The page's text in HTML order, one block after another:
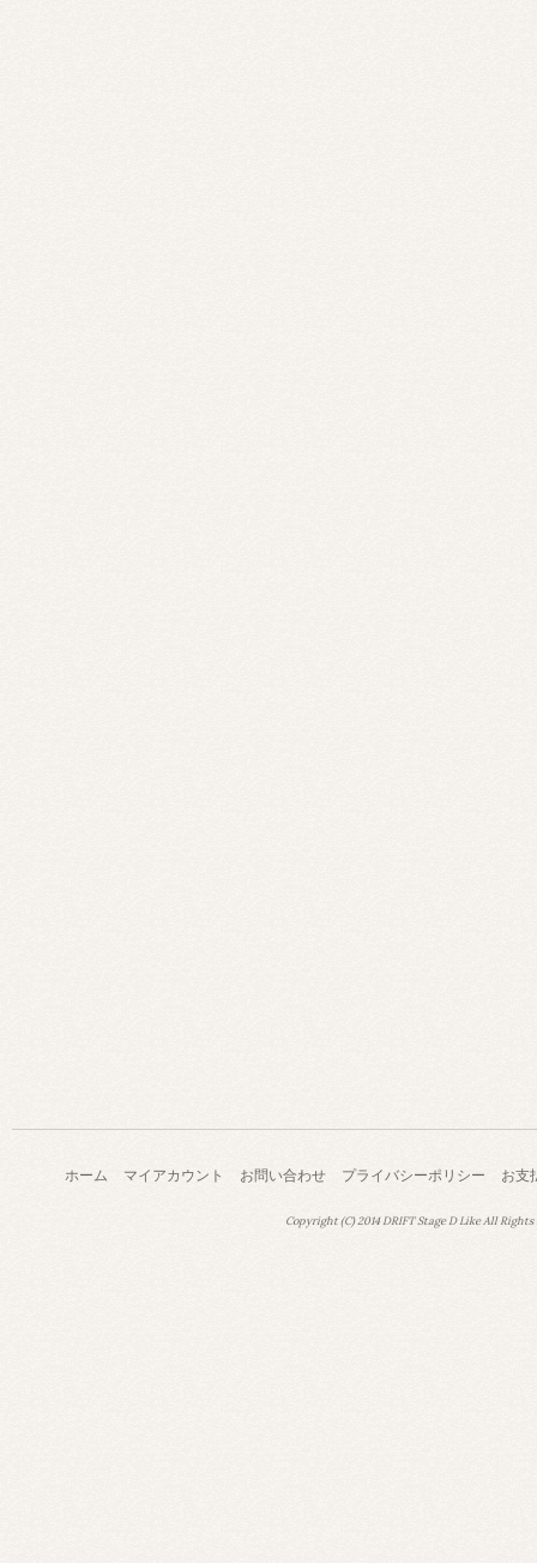
ホーム マイアカウント お問い合わせ プライバシーポリシー お支
Copyright (C) 2014 DRIFT Stage D Like All